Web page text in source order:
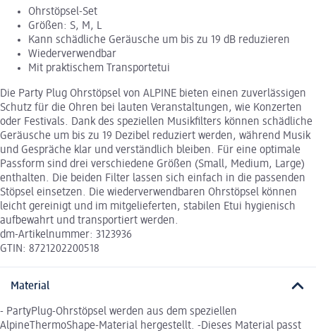
Ohrstöpsel-Set
Größen: S, M, L
Kann schädliche Geräusche um bis zu 19 dB reduzieren
Wiederverwendbar
Mit praktischem Transportetui
Die Party Plug Ohrstöpsel von ALPINE bieten einen zuverlässigen
Schutz für die Ohren bei lauten Veranstaltungen, wie Konzerten
oder Festivals. Dank des speziellen Musikfilters können schädliche
Geräusche um bis zu 19 Dezibel reduziert werden, während Musik
und Gespräche klar und verständlich bleiben. Für eine optimale
Passform sind drei verschiedene Größen (Small, Medium, Large)
enthalten. Die beiden Filter lassen sich einfach in die passenden
Stöpsel einsetzen. Die wiederverwendbaren Ohrstöpsel können
leicht gereinigt und im mitgelieferten, stabilen Etui hygienisch
aufbewahrt und transportiert werden.
dm-Artikelnummer: 3123936
GTIN: 8721202200518
Material
- PartyPlug-Ohrstöpsel werden aus dem speziellen
AlpineThermoShape-Material hergestellt. -Dieses Material passt